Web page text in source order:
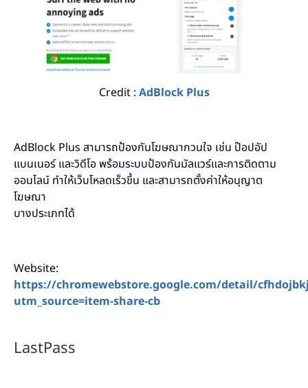
Credit : AdBlock Plus
AdBlock Plus สามารถป้องกันโฆษณากวนใจ เช่น ป๊อปอัป
แบนเนอร์ และวิดีโอ พร้อมระบบป้องกันมัลแวร์และการติดตาม
ออนไลน์ ทำให้เว็บโหลดเร็วขึ้น และสามารถตั้งค่าให้อนุญาต
โฆษณา
บางประเภทได้
Website:
https://chromewebstore.google.com/detail/
utm_source=item-share-cb
LastPass